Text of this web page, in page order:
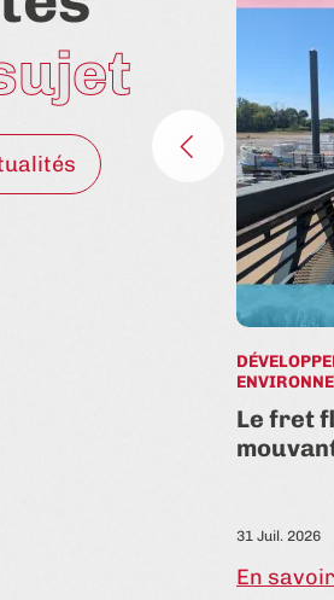
Le fret
31 Juil. 2026
En